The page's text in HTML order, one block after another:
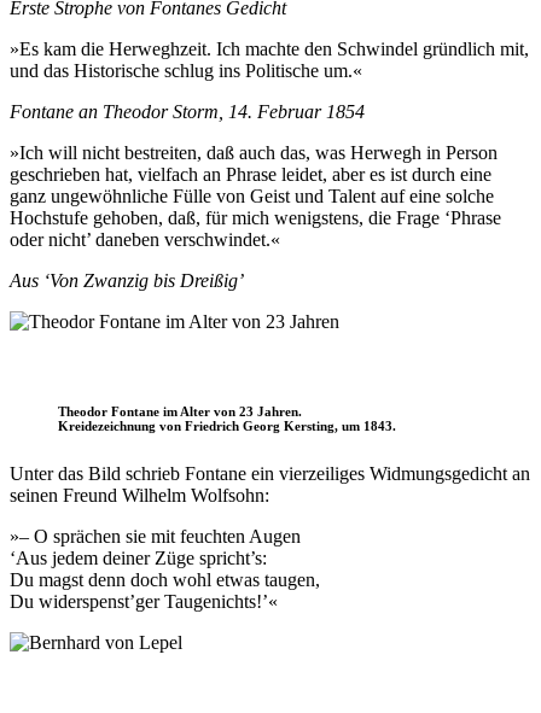
Erste Strophe von Fontanes Gedicht
»Es kam die Herweghzeit. Ich machte den Schwindel gründlich mit,
und das Historische schlug ins Politische um.«
Fontane an Theodor Storm, 14. Februar 1854
»Ich will nicht bestreiten, daß auch das, was Herwegh in Person
geschrieben hat, vielfach an Phrase leidet, aber es ist durch eine
ganz ungewöhnliche Fülle von Geist und Talent auf eine solche
Hochstufe gehoben, daß, für mich wenigstens, die Frage ‘Phrase
oder nicht’ daneben verschwindet.«
Aus ‘Von Zwanzig bis Dreißig’
Theodor Fontane im Alter von 23 Jahren.
Kreidezeichnung von Friedrich Georg Kersting, um 1843.
Unter das Bild schrieb Fontane ein vierzeiliges Widmungsgedicht an
seinen Freund Wilhelm Wolfsohn:
»– O sprächen sie mit feuchten Augen
‘Aus jedem deiner Züge spricht’s:
Du magst denn doch wohl etwas taugen,
Du widerspenst’ger Taugenichts!’«